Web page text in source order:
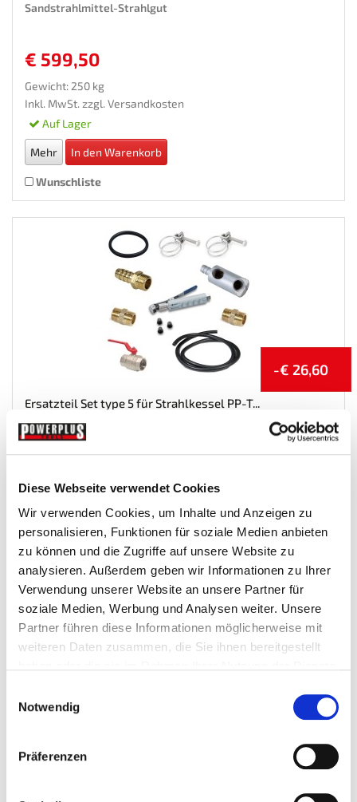
Diese Webseite verwendet Cookies
Wir verwenden Cookies, um Inhalte und Anzeigen zu
personalisieren, Funktionen für soziale Medien anbieten
zu können und die Zugriffe auf unsere Website zu
analysieren. Außerdem geben wir Informationen zu Ihrer
Verwendung unserer Website an unsere Partner für
soziale Medien, Werbung und Analysen weiter. Unsere
Partner führen diese Informationen möglicherweise mit
weiteren Daten zusammen, die Sie ihnen bereitgestellt
Notwendig
Präferenzen
Sandstrahlmittel-Strahlgut
€ 599,50
Gewicht: 250 kg
Inkl. MwSt. zzgl. Versandkosten
Auf Lager
Mehr In den Warenkorb
Wunschliste
-€ 26,60
Ersatzteil Set type 5 für Strahlkessel PP-T...
Sandstrahlkessel-Zubehor
€ 49,95 € 76,55
Gewicht: 2.254 kg
Inkl. MwSt. zzgl. Versandkosten
Auf Lager
Mehr In den Warenkorb
Wunschliste